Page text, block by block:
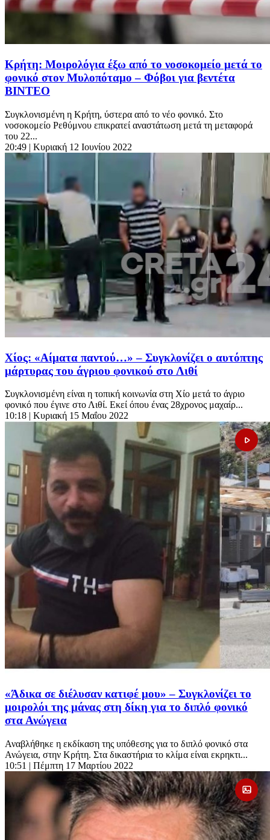
Κρήτη: Μοιρολόγια έξω από το νοσοκομείο μετά το
φονικό στον Μυλοπόταμο – Φόβοι για βεντέτα
ΒΙΝΤΕΟ
Συγκλονισμένη η Κρήτη, ύστερα από το νέο φονικό. Στο
νοσοκομείο Ρεθύμνου επικρατεί αναστάτωση μετά τη μεταφορά
του 22...
20:49 | Κυριακή 12 Ιουνίου 2022
Χίος: «Αίματα παντού…» – Συγκλονίζει ο αυτόπτης
μάρτυρας του άγριου φονικού στο Λιθί
Συγκλονισμένη είναι η τοπική κοινωνία στη Χίο μετά το άγριο
φονικό που έγινε στο Λιθί. Εκεί όπου ένας 28χρονος μαχαίρ...
10:18 | Κυριακή 15 Μαΐου 2022
«Άδικα σε διέλυσαν κατιφέ μου» – Συγκλονίζει το
μοιρολόι της μάνας στη δίκη για το διπλό φονικό
στα Ανώγεια
Αναβλήθηκε η εκδίκαση της υπόθεσης για το διπλό φονικό στα
Ανώγεια, στην Κρήτη. Στα δικαστήρια το κλίμα είναι εκρηκτι...
10:51 | Πέμπτη 17 Μαρτίου 2022